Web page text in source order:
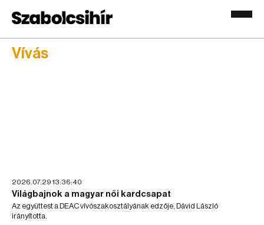
Vívás
2026.07.29 13:36:40
Világbajnok a magyar női kardcsapat
Az együttest a DEAC vívószakosztályának edzője, Dávid László
irányította.